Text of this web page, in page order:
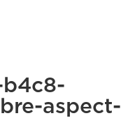
aspect-